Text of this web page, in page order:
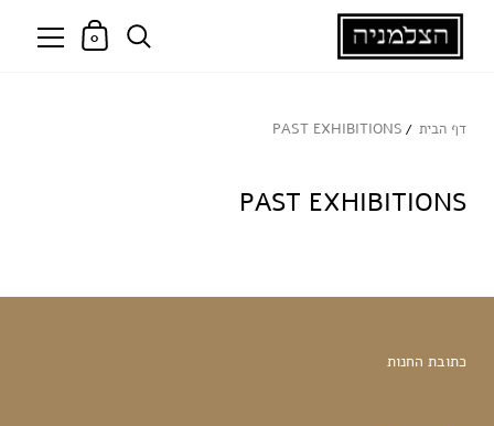
0
דף הבית PAST EXHIBITIONS
PAST EXHIBITIONS
כתובת החנות